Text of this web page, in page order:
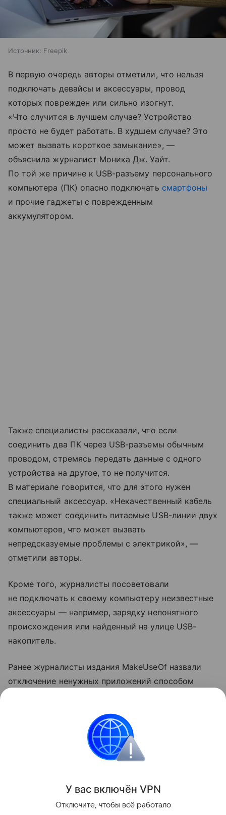
Источник: Freepik
В первую очередь авторы отметили, что нельзя
подключать девайсы и аксессуары, провод
которых поврежден или сильно изогнут.
«Что случится в лучшем случае? Устройство
просто не будет работать. В худшем случае? Это
может вызвать короткое замыкание», —
объяснила журналист Моника Дж. Уайт.
По той же причине к USB-разъему персонального
компьютера (ПК) опасно подключать смартфоны
и прочие гаджеты с поврежденным
аккумулятором.
Также специалисты рассказали, что если
соединить два ПК через USB-разъемы обычным
проводом, стремясь передать данные с одного
устройства на другое, то не получится.
В материале говорится, что для этого нужен
специальный аксессуар. «Некачественный кабель
также может соединить питаемые USB-линии двух
компьютеров, что может вызвать
непредсказуемые проблемы с электрикой», —
отметили авторы.
Кроме того, журналисты посоветовали
не подключать к своему компьютеру неизвестные
аксессуары — например, зарядку непонятного
происхождения или найденный на улице USB-
накопитель.
Ранее журналисты издания MakeUseOf назвали
отключение ненужных приложений способом
«Рекомендации и предложения».
Поделиться
У вас включён VPN
Отключите, чтобы всё работало